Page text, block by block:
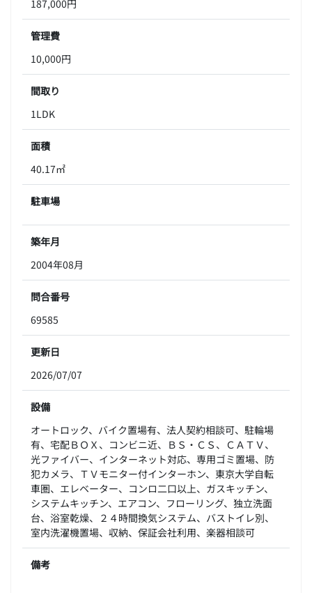
管理費
10,000円
間取り
1LDK
面積
40.17㎡
駐車場
築年月
2004年08月
問合番号
69585
更新日
2026/07/07
設備
オートロック、バイク置場有、法人契約相談可、駐輪場
有、宅配ＢＯＸ、コンビニ近、ＢＳ・ＣＳ、ＣＡＴＶ、
光ファイバー、インターネット対応、専用ゴミ置場、防
犯カメラ、ＴＶモニター付インターホン、東京大学自転
車圏、エレベーター、コンロ二口以上、ガスキッチン、
システムキッチン、エアコン、フローリング、独立洗面
台、浴室乾燥、２４時間換気システム、バストイレ別、
室内洗濯機置場、収納、保証会社利用、楽器相談可
備考